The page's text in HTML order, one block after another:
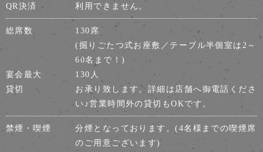
QR決済
利用できません。
総席数
130席
(掘りごたつ式お座敷／テーブル半個室は2～
60名まで！)
宴会最大
130人
貸切
お承り致します。詳細は店舗へ御電話くださ
い♪営業時間外の貸切もOKです。
禁煙・喫煙
分煙となっております。(4名様までの喫煙席
のご用意ございます)